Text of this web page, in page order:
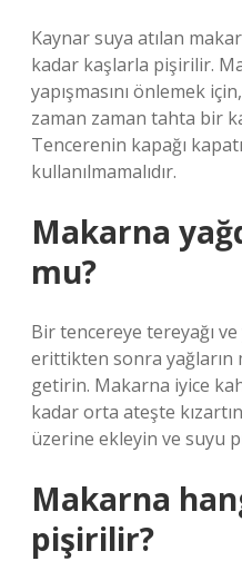
Kaynar suya atılan
kadar kaşlarla pişirilir.
yapışmasını önlemek
zaman zaman tahta bir
Tencerenin kapağı
kullanılmamalıdır.
Makarna
mu?
Bir tencereye tereyağı ve
erittikten sonra yağların
getirin. Makarna iyice
kadar orta ateşte
üzerine ekleyin ve suyu
Makarna
pişirilir?